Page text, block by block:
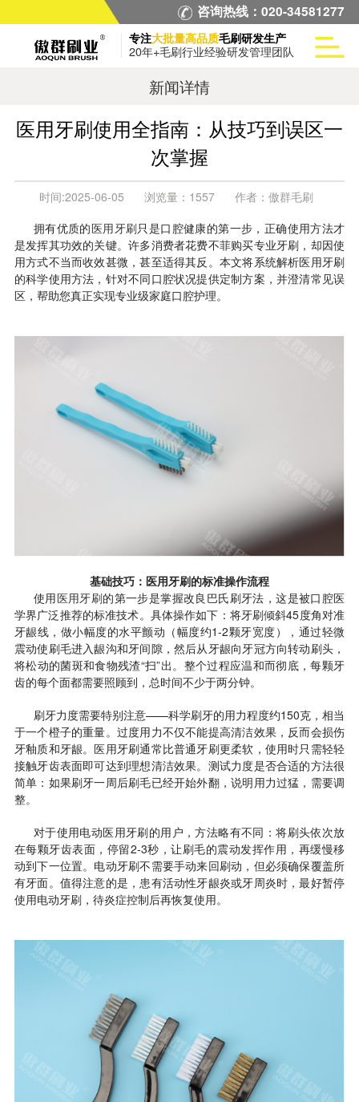
咨询热线：020-34581277
专注大批量高品质毛刷研发生产
20年+毛刷行业经验研发管理团队
新闻详情
医用牙刷使用全指南：从技巧到误区一
次掌握
时间:2025-06-05 浏览量： 1557 作者： 傲群毛刷
拥有优质的医用牙刷只是口腔健康的第一步，正确使用方法才
是发挥其功效的关键。许多消费者花费不菲购买专业牙刷，却因使
用方式不当而收效甚微，甚至适得其反。本文将系统解析医用牙刷
的科学使用方法，针对不同口腔状况提供定制方案，并澄清常见误
区，帮助您真正实现专业级家庭口腔护理。
基础技巧：医用牙刷的标准操作流程
使用医用牙刷的第一步是掌握改良巴氏刷牙法，这是被口腔医
学界广泛推荐的标准技术。具体操作如下：将牙刷倾斜45度角对准
牙龈线，做小幅度的水平颤动（幅度约1-2颗牙宽度），通过轻微
震动使刷毛进入龈沟和牙间隙，然后从牙龈向牙冠方向转动刷头，
将松动的菌斑和食物残渣“扫”出。整个过程应温和而彻底，每颗牙
齿的每个面都需要照顾到，总时间不少于两分钟。
刷牙力度需要特别注意——科学刷牙的用力程度约150克，相当
于一个橙子的重量。过度用力不仅不能提高清洁效果，反而会损伤
牙釉质和牙龈。医用牙刷通常比普通牙刷更柔软，使用时只需轻轻
接触牙齿表面即可达到理想清洁效果。测试力度是否合适的方法很
简单：如果刷牙一周后刷毛已经开始外翻，说明用力过猛，需要调
整。
对于使用电动医用牙刷的用户，方法略有不同：将刷头依次放
在每颗牙齿表面，停留2-3秒，让刷毛的震动发挥作用，再缓慢移
动到下一位置。电动牙刷不需要手动来回刷动，但必须确保覆盖所
有牙面。值得注意的是，患有活动性牙龈炎或牙周炎时，最好暂停
使用电动牙刷，待炎症控制后再恢复使用。